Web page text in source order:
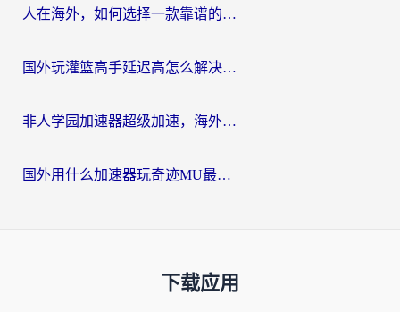
人在海外，如何选择一款靠谱的玩剑灵2加速器？
国外玩灌篮高手延迟高怎么解决？海外玩家国服游戏加速终极指南
非人学园加速器超级加速，海外玩家重返国服的通行证
国外用什么加速器玩奇迹MU最好？2026海外玩家国服游戏加速全攻略
下载应用